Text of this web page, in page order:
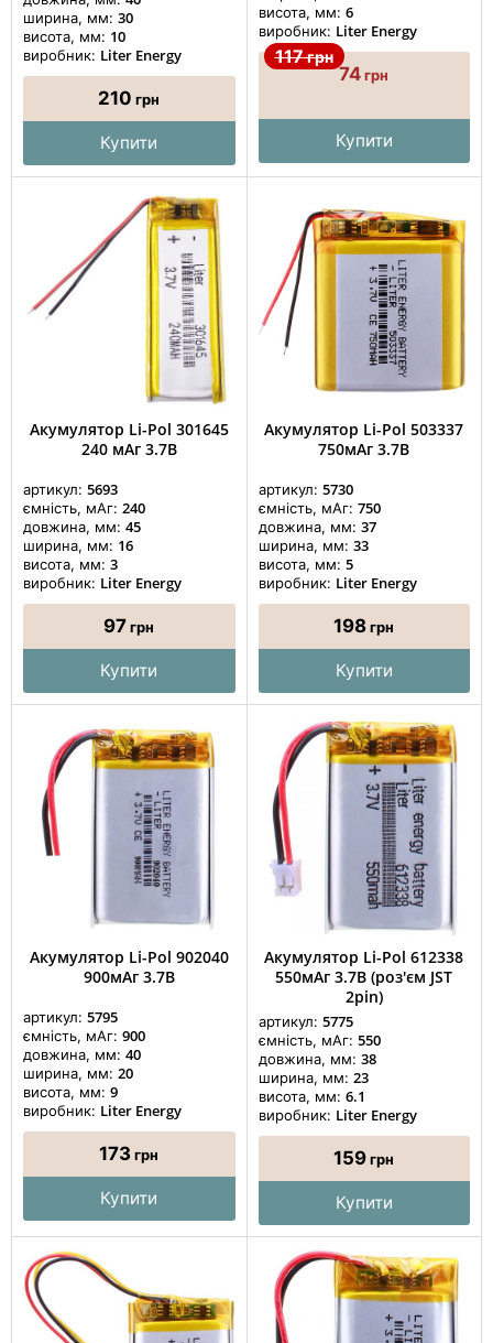
ширина, мм: 30
висота, мм: 10
виробник: Liter Energy
210 грн
Купити
висота, мм: 6
виробник: Liter Energy
74грн
117грн
Купити
Акумулятор Li-Pol 301645
240 мАг 3.7В
артикул: 5693
ємність, мАг: 240
довжина, мм: 45
ширина, мм: 16
висота, мм: 3
виробник: Liter Energy
97грн
Купити
Акумулятор Li-Pol 503337
750мАг 3.7В
артикул: 5730
ємність, мАг: 750
довжина, мм: 37
ширина, мм: 33
висота, мм: 5
виробник: Liter Energy
198грн
Купити
Акумулятор Li-Pol 902040
900мАг 3.7В
артикул: 5795
ємність, мАг: 900
довжина, мм: 40
ширина, мм: 20
висота, мм: 9
виробник: Liter Energy
173грн
Купити
Акумулятор Li-Pol 612338
550мАг 3.7В (роз'єм JST
2pin)
артикул: 5775
ємність, мАг: 550
довжина, мм: 38
ширина, мм: 23
висота, мм: 6.1
виробник: Liter Energy
159грн
Купити